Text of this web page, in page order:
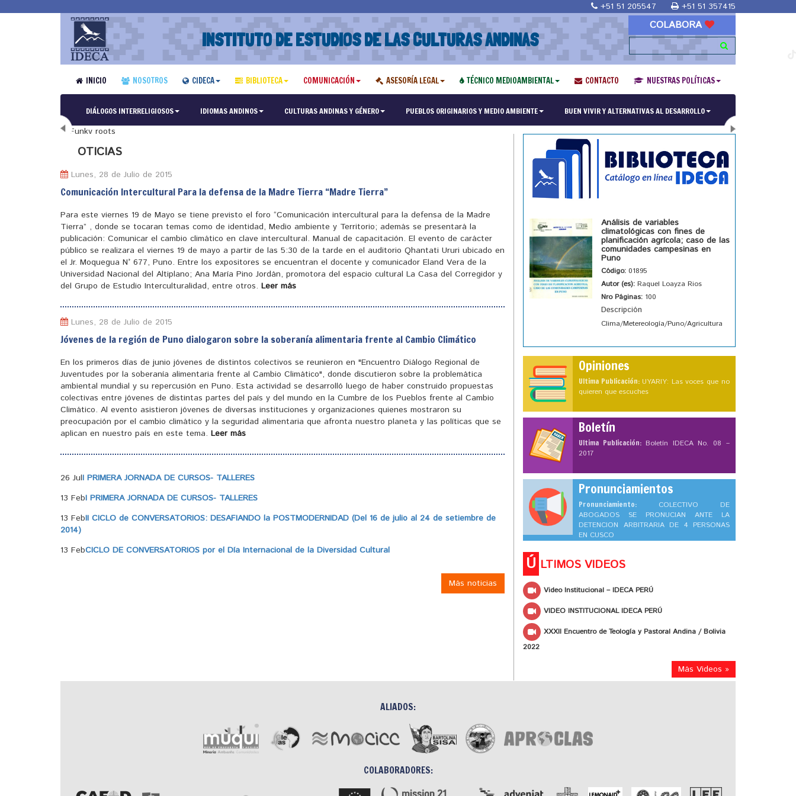
+51 51 205547 +51 51 357415
INSTITUTO DE ESTUDIOS DE LAS CULTURAS ANDINAS
COLABORA
INICIO NOSOTROS CIDECA BIBLIOTECA COMUNICACIÓN ASESORÍA LEGAL TÉCNICO MEDIOAMBIENTAL CONTACTO NUESTRAS POLÍTICAS
DIÁLOGOS INTERRELIGIOSOS IDIOMAS ANDINOS CULTURAS ANDINAS Y GÉNERO PUEBLOS ORIGINARIOS Y MEDIO AMBIENTE BUEN VIVIR Y ALTERNATIVAS AL DESARROLLO
"Maestría en Religiones y culturas Andinas"
OTICIAS
Lunes, 28 de Julio de 2015
Comunicación Intercultural Para la defensa de la Madre Tierra “Madre Tierra”
Para este viernes 19 de Mayo se tiene previsto el foro “Comunicación intercultural para la defensa de la Madre
Tierra” , donde se tocaran temas como de identidad, Medio ambiente y Territorio; además se presentará la
publicación: Comunicar el cambio climático en clave intercultural. Manual de capacitación. El evento de carácter
público se realizara el viernes 19 de mayo a partir de las 5:30 de la tarde en el auditorio Qhantati Ururi ubicado en
el Jr. Moquegua N° 677, Puno. Entre los expositores se encuentran el docente y comunicador Eland Vera de la
Universidad Nacional del Altiplano; Ana María Pino Jordán, promotora del espacio cultural La Casa del Corregidor y
del Grupo de Estudio Interculturalidad, entre otros. Leer más
Lunes, 28 de Julio de 2015
Jóvenes de la región de Puno dialogaron sobre la soberanía alimentaria frente al Cambio Climático
En los primeros días de junio jóvenes de distintos colectivos se reunieron en "Encuentro Diálogo Regional de
Juventudes por la soberanía alimentaria frente al Cambio Climático", donde discutieron sobre la problemática
ambiental mundial y su repercusión en Puno. Esta actividad se desarrolló luego de haber construido propuestas
colectivas entre jóvenes de distintas partes del país y del mundo en la Cumbre de los Pueblos frente al Cambio
Climático. Al evento asistieron jóvenes de diversas instituciones y organizaciones quienes mostraron su
preocupación por el cambio climático y la seguridad alimentaria que afronta nuestro planeta y las políticas que se
aplican en nuestro país en este tema. Leer más
26 JulI PRIMERA JORNADA DE CURSOS- TALLERES
13 FebI PRIMERA JORNADA DE CURSOS- TALLERES
13 FebII CICLO de CONVERSATORIOS: DESAFIANDO la POSTMODERNIDAD (Del 16 de julio al 24 de setiembre de
2014)
13 FebCICLO DE CONVERSATORIOS por el Día Internacional de la Diversidad Cultural
Más noticias
Análisis de variables
climatológicas con fines de
planificación agrícola; caso de las
comunidades campesinas en
Puno
Código: 01895
Autor (es): Raquel Loayza Rios
Nro Páginas: 100
Descripción
Clima/Metereología/Puno/Agricultura
Opiniones
Ultima Publicación: UYARIY: Las voces que no
quieren que escuches
Boletín
Ultima Publicación: Boletín IDECA No. 08 –
2017
Pronunciamientos
Pronunciamiento: COLECTIVO DE
ABOGADOS SE PRONUCIAN ANTE LA
DETENCION ARBITRARIA DE 4 PERSONAS
EN CUSCO
Ú LTIMOS VIDEOS
Video Institucional – IDECA PERÚ
VIDEO INSTITUCIONAL IDECA PERÚ
XXXII Encuentro de Teología y Pastoral Andina / Bolivia
2022
Más Videos »
ALIADOS:
COLABORADORES: